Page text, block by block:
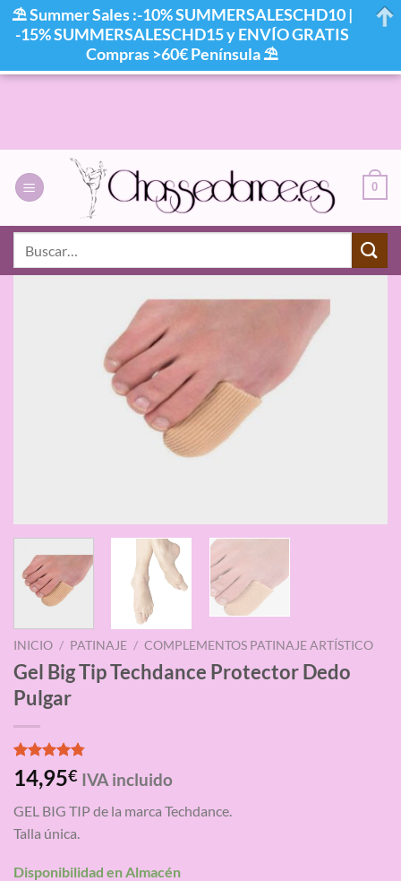
0
INICIO / PATINAJE / COMPLEMENTOS PATINAJE ARTÍSTICO
Gel Big Tip Techdance Protector Dedo
Pulgar
Valorado
con4.75
base a
4
valoraciones
de clientes
14,95€ IVA incluido
GEL BIG TIP de la marca Techdance.
Talla única.
Disponibilidad en Almacén
⛱ Summer Sales :-10% SUMMERSALESCHD10 |
-15% SUMMERSALESCHD15 y ENVÍO GRATIS
Compras >60€ Península ⛱